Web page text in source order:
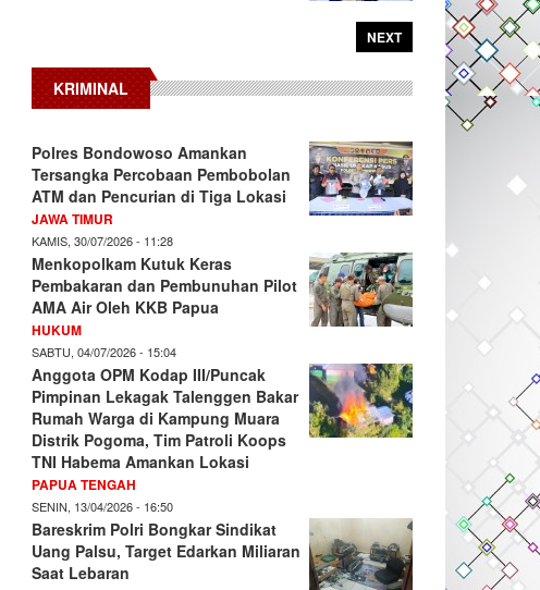
NEXT
KRIMINAL
Polres Bondowoso Amankan
Tersangka Percobaan Pembobolan
ATM dan Pencurian di Tiga Lokasi
JAWA TIMUR
KAMIS, 30/07/2026 - 11:28
Menkopolkam Kutuk Keras
Pembakaran dan Pembunuhan Pilot
AMA Air Oleh KKB Papua
HUKUM
SABTU, 04/07/2026 - 15:04
Anggota OPM Kodap III/Puncak
Pimpinan Lekagak Talenggen Bakar
Rumah Warga di Kampung Muara
Distrik Pogoma, Tim Patroli Koops
TNI Habema Amankan Lokasi
PAPUA TENGAH
SENIN, 13/04/2026 - 16:50
Bareskrim Polri Bongkar Sindikat
Uang Palsu, Target Edarkan Miliaran
Saat Lebaran